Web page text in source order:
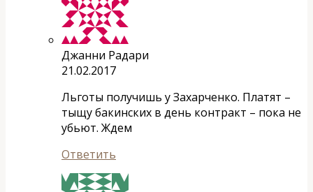
Джанни Радари
21.02.2017
Льготы получишь у Захарченко. Платят –
тыщу бакинских в день контракт – пока не
убьют. Ждем
Ответить